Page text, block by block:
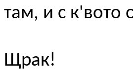
там, и с к'вото
Щрак!